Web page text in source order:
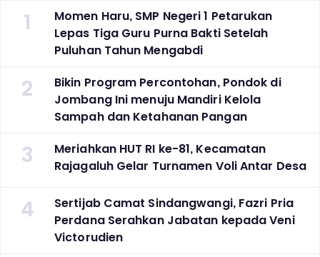
1
Momen Haru, SMP Negeri 1 Petarukan
Lepas Tiga Guru Purna Bakti Setelah
Puluhan Tahun Mengabdi
2
Bikin Program Percontohan, Pondok di
Jombang Ini menuju Mandiri Kelola
Sampah dan Ketahanan Pangan
3
Meriahkan HUT RI ke-81, Kecamatan
Rajagaluh Gelar Turnamen Voli Antar Desa
4
Sertijab Camat Sindangwangi, Fazri Pria
Perdana Serahkan Jabatan kepada Veni
Victorudien